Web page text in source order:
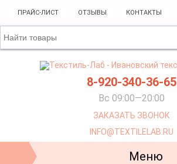
ПРАЙС-ЛИСТ ОТЗЫВЫ КОНТАКТЫ
8-920-340-36-65
Вс 09:00—20:00
ЗАКАЗАТЬ ЗВОНОК
INFO@TEXTILELAB.RU
Меню